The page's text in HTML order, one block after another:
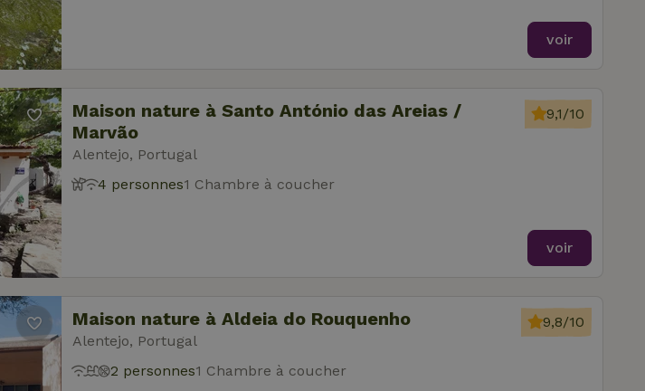
voir
Maison nature à Santo António das Areias /
Marvão
Alentejo, Portugal
9,1/10
4 personnes1 Chambre à coucher
voir
Maison nature à Aldeia do Rouquenho
Alentejo, Portugal
9,8/10
2 personnes1 Chambre à coucher